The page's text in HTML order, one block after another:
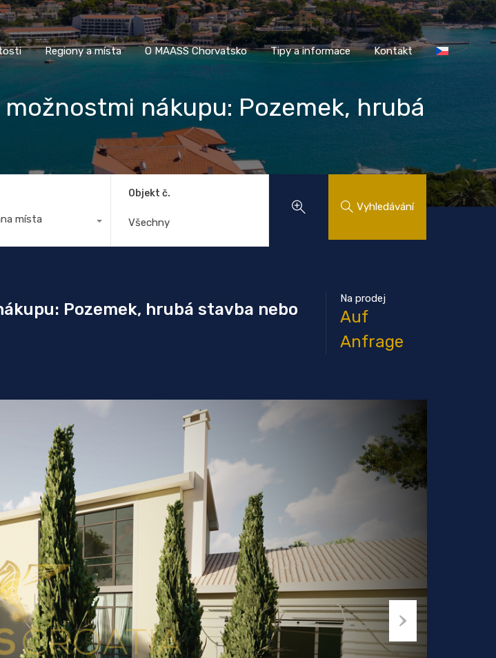
Regiony a místa O MAASS Chorvatsko Tipy a informace Kontakt
Regiony a místa O MAASS Chorvatsko Tipy a informace Kontakt
nákupu: Pozemek, hrubá
místa
Objekt č.
Vyhledávání
Pozemek, hrubá stavba nebo
Na prodej
Auf
Anfrage